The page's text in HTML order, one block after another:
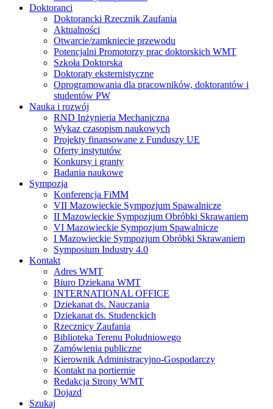
Doktoranci
Doktorancki Rzecznik Zaufania
Aktualności
Otwarcie/zamkniecie przewodu
Potencjalni Promotorzy prac doktorskich WMT
Szkoła Doktorska
Doktoraty eksternistyczne
Oprogramowania dla pracowników, doktorantów i
studentów PW
Nauka i rozwój
RND Inżynieria Mechaniczna
Wykaz czasopism naukowych
Projekty finansowane z Funduszy UE
Oferty instytutów
Konkursy i granty
Badania naukowe
Sympozja
Konferencja FiMM
VII Mazowieckie Sympozjum Spawalnicze
II Mazowieckie Sympozjum Obróbki Skrawaniem
VI Mazowieckie Sympozjum Spawalnicze
I Mazowieckie Sympozjum Obróbki Skrawaniem
Symposium Industry 4.0
Kontakt
Adres WMT
Biuro Dziekana WMT
INTERNATIONAL OFFICE
Dziekanat ds. Nauczania
Dziekanat ds. Studenckich
Rzecznicy Zaufania
Biblioteka Terenu Południowego
Zamówienia publiczne
Kierownik Administracyjno-Gospodarczy
Kontakt na portiernie
Redakcja Strony WMT
Dojazd
Szukaj